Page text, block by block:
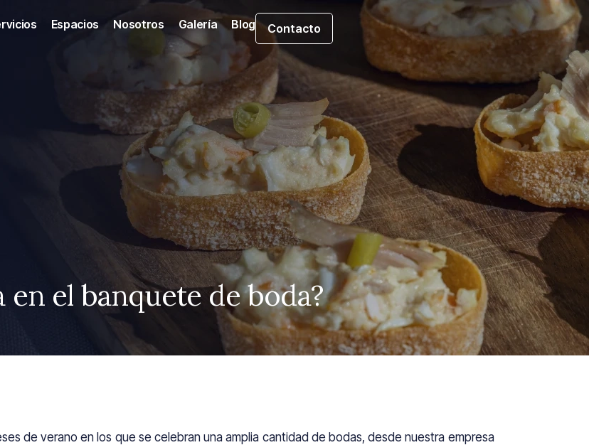
Espacios Nosotros Galería Blog Contacto
en el banquete de boda?
de verano en los que se celebran una amplia cantidad de bodas, desde nuestra empresa